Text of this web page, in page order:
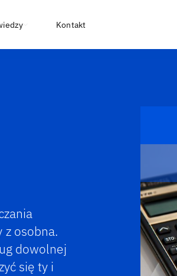
Kontakt
z osobna.
dowolnej
się ty i